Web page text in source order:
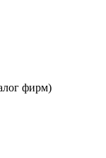
фирм)